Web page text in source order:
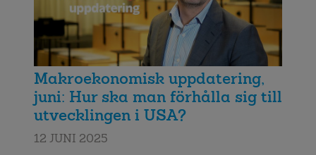
Makroekonomisk uppdatering,
juni: Hur ska man förhålla sig till
utvecklingen i USA?
12 JUNI 2025